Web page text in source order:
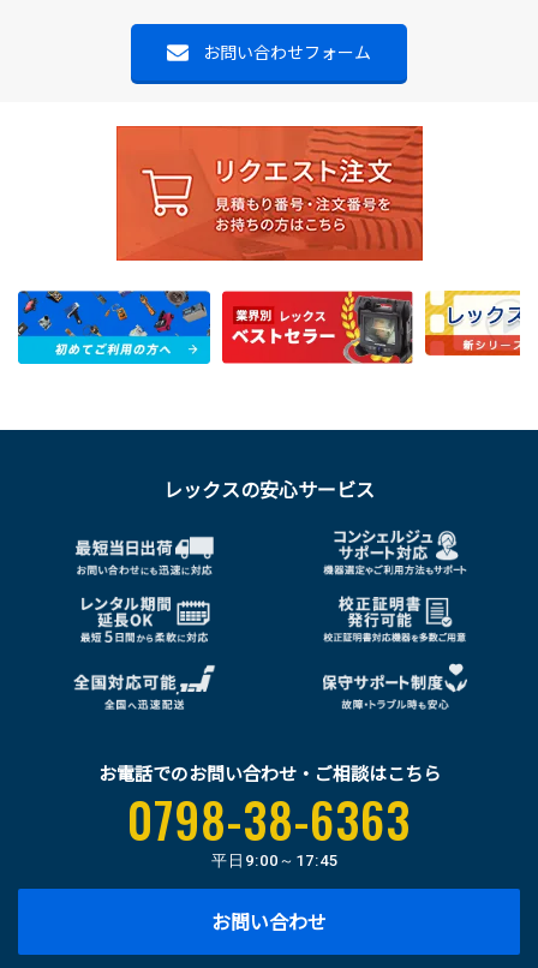
お問い合わせフォーム
レックスの安心サービス
お電話でのお問い合わせ・ご相談はこちら
0798-38-6363
平日 9:00～17:45
お問い合わせ